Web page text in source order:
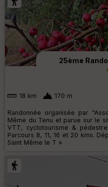
25ème
18 km 170 m
Randonnée organisée par
Même du Tenu et parue sur le
VTT, cyclotourisme &
Parcours 8, 11, 16 et 20 kms.
Saint Même le T »